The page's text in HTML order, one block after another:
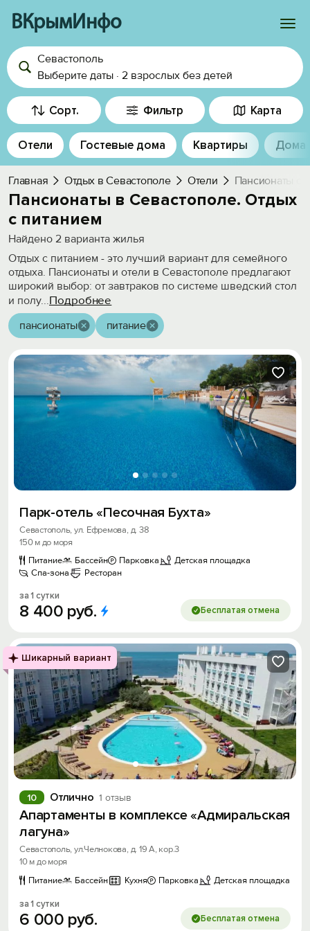
ВКрымИнфо
Войти
Избранное
История просмотра
Добавить свой объект
Севастополь
Выберите даты · 2 взрослых без детей
Сорт. Фильтр Карта
Отели Гостевые дома Квартиры Дома
Главная Отдых в Севастополе Отели Пансионаты с
Пансионаты в Севастополе. Отдых
с питанием
Найдено 2 варианта жилья
Отдых с питанием - это лучший вариант для семейного
отдыха. Пансионаты и отели в Севастополе предлагают
широкий выбор: от завтраков по системе шведский стол
и полу...Подробнее
пансионаты питание
Парк-отель «Песочная Бухта»
Севастополь, ул. Ефремова, д. 38
150 м до моря
Питание
Бассейн Парковка
Детская площадка
Спа-зона
Ресторан
за 1 сутки
8 400 руб. Бесплатая отмена
Шикарный вариант
Отлично 1 отзыв
10
Апартаменты в комплексе «Адмиральская
лагуна»
Севастополь, ул.Челнокова, д. 19 А, кор.3
10 м до моря
Питание
Бассейн Кухня Парковка Детская площадка
за 1 сутки
6 000 руб. Бесплатая отмена